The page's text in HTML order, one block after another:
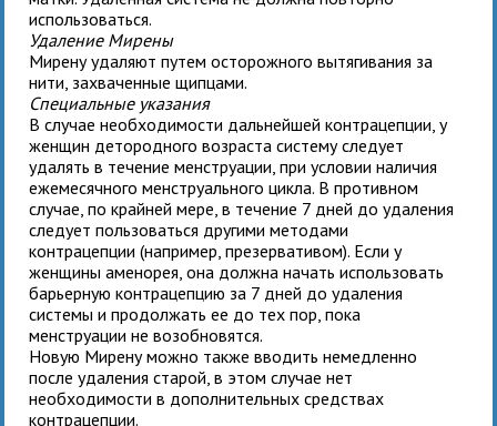
использоваться.
Удаление Мирены
Мирену удаляют путем осторожного вытягивания за
нити, захваченные щипцами.
Специальные указания
В случае необходимости дальнейшей контрацепции, у
женщин детородного возраста систему следует
удалять в течение менструации, при условии наличия
ежемесячного менструального цикла. В противном
случае, по крайней мере, в течение 7 дней до удаления
следует пользоваться другими методами
контрацепции (например, презервативом). Если у
женщины аменорея, она должна начать использовать
барьерную контрацепцию за 7 дней до удаления
системы и продолжать ее до тех пор, пока
менструации не возобновятся.
Новую Мирену можно также вводить немедленно
после удаления старой, в этом случае нет
необходимости в дополнительных средствах
контрацепции.